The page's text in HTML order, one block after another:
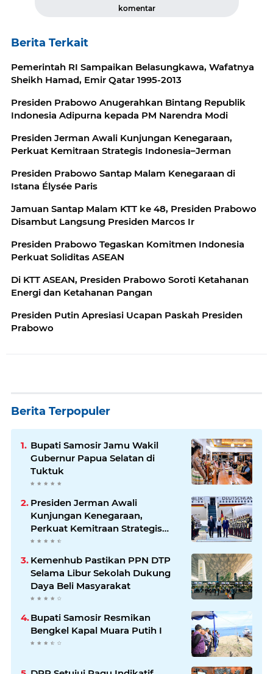
komentar
Berita Terkait
Pemerintah RI Sampaikan Belasungkawa, Wafatnya
Sheikh Hamad, Emir Qatar 1995-2013
Presiden Prabowo Anugerahkan Bintang Republik
Indonesia Adipurna kepada PM Narendra Modi
Presiden Jerman Awali Kunjungan Kenegaraan,
Perkuat Kemitraan Strategis Indonesia–Jerman
Presiden Prabowo Santap Malam Kenegaraan di
Istana Élysée Paris
Jamuan Santap Malam KTT ke 48, Presiden Prabowo
Disambut Langsung Presiden Marcos Ir
Presiden Prabowo Tegaskan Komitmen Indonesia
Perkuat Soliditas ASEAN
Di KTT ASEAN, Presiden Prabowo Soroti Ketahanan
Energi dan Ketahanan Pangan
Presiden Putin Apresiasi Ucapan Paskah Presiden
Prabowo
Berita Terpopuler
Bupati Samosir Jamu Wakil
Gubernur Papua Selatan di
Tuktuk
Presiden Jerman Awali
Kunjungan Kenegaraan,
Perkuat Kemitraan Strategis
Indonesia–Jerman
Kemenhub Pastikan PPN DTP
Selama Libur Sekolah Dukung
Daya Beli Masyarakat
Bupati Samosir Resmikan
Bengkel Kapal Muara Putih I